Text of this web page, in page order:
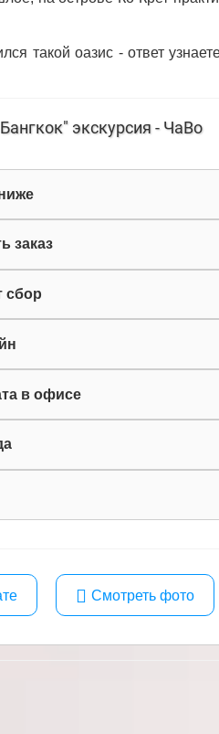
такой оазис - ответ
экскурсия - ЧаВо
заказ
сбор
в офисе
Смотреть фото